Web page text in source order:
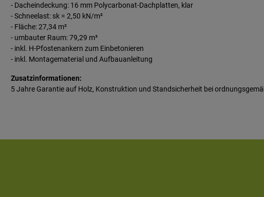
- Dacheindeckung: 16 mm Polycarbonat-Dachplatten, klar
- Schneelast: sk = 2,50 kN/m²
- Fläche: 27,34 m²
- umbauter Raum: 79,29 m³
- inkl. H-Pfostenankern zum Einbetonieren
- inkl. Montagematerial und Aufbauanleitung
Zusatzinformationen:
5 Jahre Garantie auf Holz, Konstruktion und Standsicherheit bei